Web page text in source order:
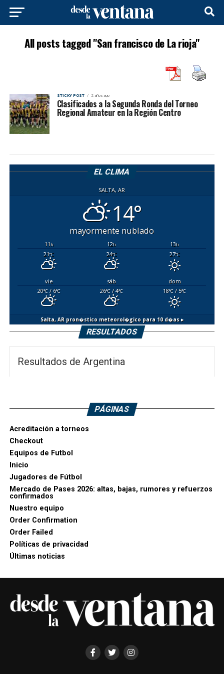
All posts tagged "San francisco de La rioja"
STICKY POST 2 años ago
Clasificados a la Segunda Ronda del Torneo
Regional Amateur en la Región Centro
EL CLIMA
SALTA, AR
14°
mayormente nublado
11h 12h 13h
21°C 24°C 27°C
vie sáb
dom
20°C/ 6°C 26°C / 4°C 18°C / 5°C
Salta, ARpron�stico meteorol�gico para 10 d�as ▸
RESULTADOS
Resultados de Argentina
PÁGINAS
Acreditación a torneos
Checkout
Equipos de Futbol
Inicio
Jugadores de Fútbol
Mercado de Pases 2026: altas, bajas, rumores y refuerzos
confirmados
Nuestro equipo
Order Confirmation
Order Failed
Políticas de privacidad
Últimas noticias